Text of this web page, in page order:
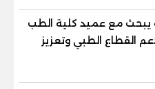
يبحث مع عميد كلية الطب
القطاع الطبي وتعزيز
الأكاديمية